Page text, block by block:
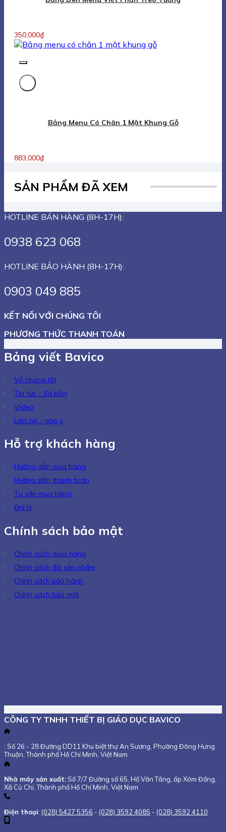
350,000₫
Bảng Menu Có Chân 1 Mặt Khung Gỗ
883,000₫
SẢN PHẨM ĐÃ XEM
HOTLINE BÁN HÀNG (8H-17H):
0938 623 068
HOTLINE BẢO HÀNH (8H-17H):
0903 049 885
KẾT NỐI VỚI CHÚNG TÔI
PHƯƠNG THỨC THANH TOÁN
Bảng viết Bavico
Về chúng tôi
Tin tức - Sự kiện
Video
Liên hệ - góp ý
Hỗ trợ khách hàng
Hướng dẫn mua hàng
Hướng dẫn thanh toán
Tư vấn mua hàng
Đại lý
Chính sách bảo mật
Chính sách giao hàng
Chính sách đổi sản phẩm
Chính sách bảo hành
Chính sách bảo mật
CÔNG TY TNHH THIẾT BỊ GIÁO DỤC BAVICO
: Số 26 - 28 Đường DD11 Khu biệt thự An Sương, Phường Đông Hưng
Thuận, Thành phố Hồ Chí Minh, Việt Nam
Nhà máy sản xuất: Số 7/7 Đường số 65, Hồ Văn Tắng, ấp Xóm Đồng,
Xã Củ Chi, Thành phố Hồ Chí Minh, Việt Nam
Điện thoại: (028) 5427 5356 - (028) 3592 4085 - (028) 3592 4110